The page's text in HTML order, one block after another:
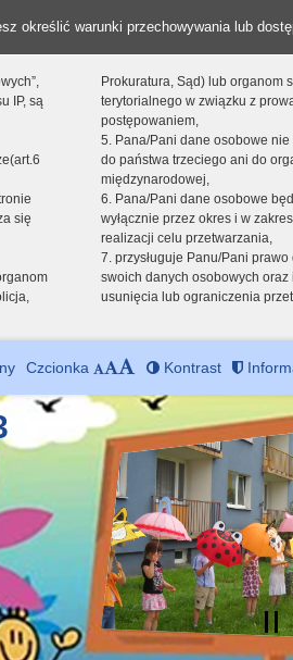
określić warunki przechowywania lub
IP, są
się
Prokuratura, Sąd) lub organom
terytorialnego w związku z
postępowaniem,
5. Pana/Pani dane osobowe
do państwa trzeciego ani do
międzynarodowej,
6. Pana/Pani dane osobowe
wyłącznie przez okres i w
realizacji celu przetwarzania,
7. przysługuje Panu/Pani
swoich danych osobowych oraz
usunięcia lub ograniczenia
Czcionka Kontrast